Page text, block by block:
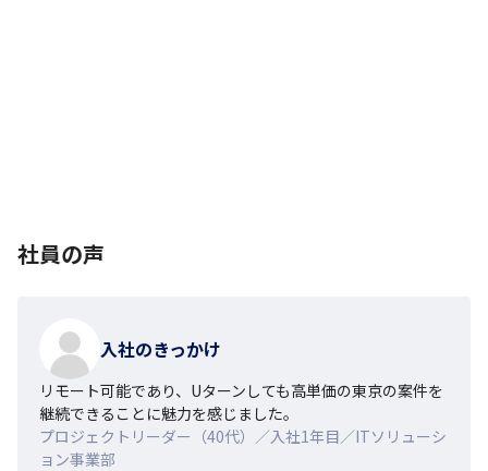
社員の声
入社のきっかけ
リモート可能であり、Uターンしても高単価の東京の案件を
継続できることに魅力を感じました。
プロジェクトリーダー（40代）／入社1年目／ITソリューシ
ョン事業部